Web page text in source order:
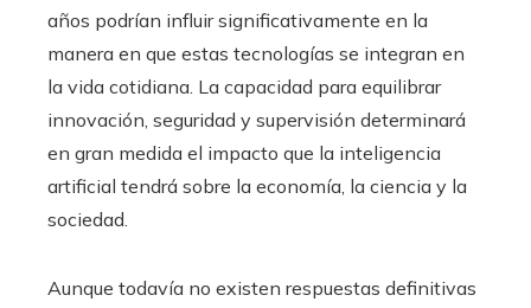
años podrían influir significativamente en la
manera en que estas tecnologías se integran en
la vida cotidiana. La capacidad para equilibrar
innovación, seguridad y supervisión determinará
en gran medida el impacto que la inteligencia
artificial tendrá sobre la economía, la ciencia y la
sociedad.
Aunque todavía no existen respuestas definitivas